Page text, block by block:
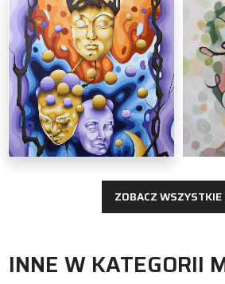
malarstwo
Rafał Gawlik
ZOBACZ WSZYSTKIE
INNE W KATEGORII